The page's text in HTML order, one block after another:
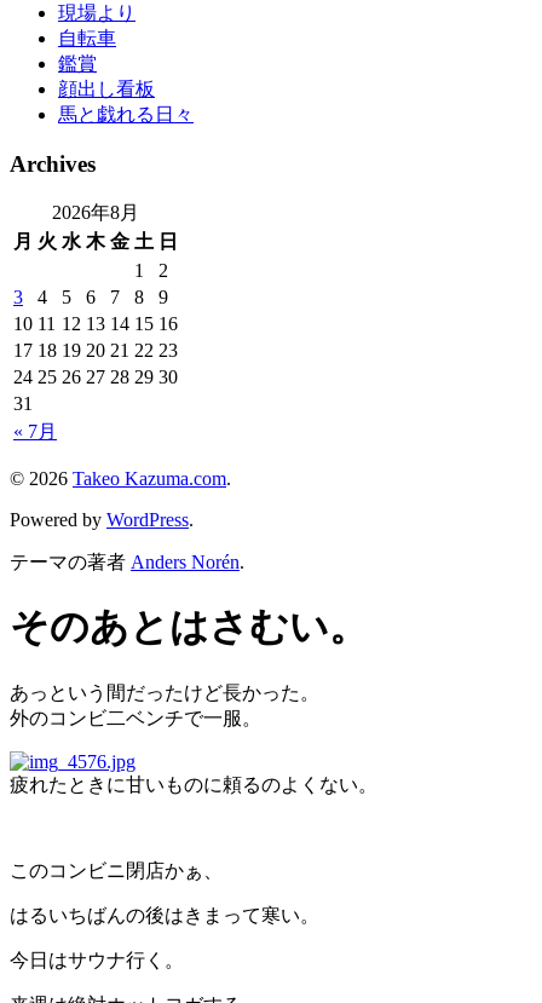
現場より
自転車
鑑賞
顔出し看板
馬と戯れる日々
Archives
2026年8月
月 火 水 木 金 土 日
« 7月
1
2
3
4 5 6 7 8
9
10 11 12 13 14 15 16
17 18 19 20 21 22 23
24 25 26 27 28 29 30
31
© 2026 Takeo Kazuma.com.
Powered by WordPress.
テーマの著者 Anders Norén.
そのあとはさむい。
あっという間だったけど長かった。
外のコンビ二ベンチで一服。
疲れたときに甘いものに頼るのよくない。
このコンビニ閉店かぁ、
はるいちばんの後はきまって寒い。
今日はサウナ行く。